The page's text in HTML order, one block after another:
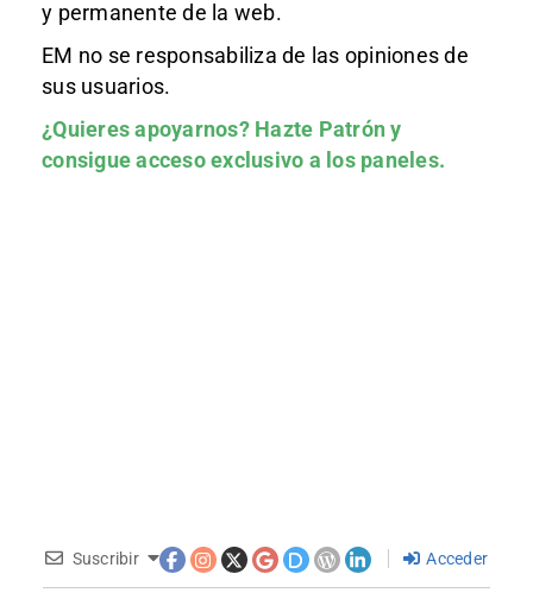
y permanente de la web.
EM no se responsabiliza de las opiniones de
sus usuarios.
¿Quieres apoyarnos? Hazte Patróny
consigue acceso exclusivo a los paneles.
Suscribir Acceder